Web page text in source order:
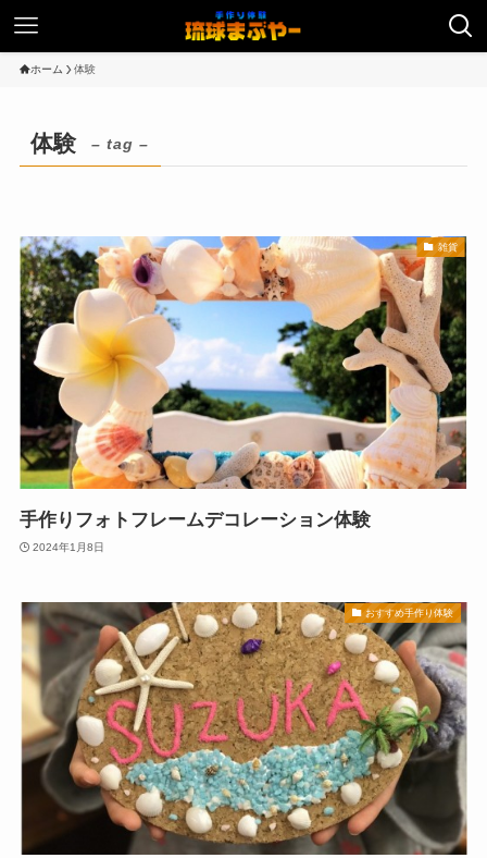
ホーム 体験
体験 – tag –
雑貨
手作りフォトフレームデコレーション体験
2024年1月8日
おすすめ手作り体験